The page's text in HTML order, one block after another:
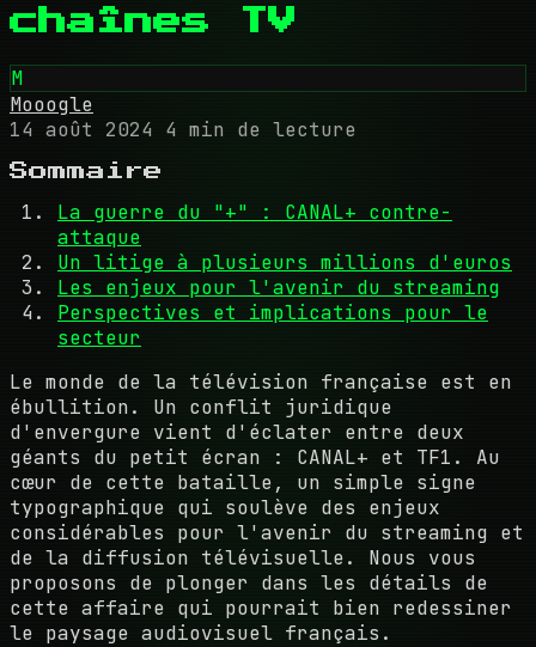
chaînes TV
M
Mooogle
14 août 2024
4 min de lecture
Sommaire
La guerre du "+" : CANAL+ contre-
attaque
Un litige à plusieurs millions d'euros
Les enjeux pour l'avenir du streaming
Perspectives et implications pour le
secteur
Le monde de la télévision française est en
ébullition. Un conflit juridique
d'envergure vient d'éclater entre deux
géants du petit écran : CANAL+ et TF1. Au
cœur de cette bataille, un simple signe
typographique qui soulève des enjeux
considérables pour l'avenir du streaming et
de la diffusion télévisuelle. Nous vous
proposons de plonger dans les détails de
cette affaire qui pourrait bien redessiner
le paysage audiovisuel français.